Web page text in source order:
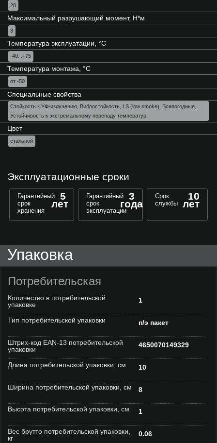
28
Максимальный разрушающий момент, Н*м
3
Температура эксплуатации, °C
-40...+75
Температура монтажа, °C
от -50
Специальные свойства
Стойкость к УФ-излучению, Вибростойкость, LS (low smoke), Всепогодные,
Устойчивость к экстремальному перепаду температур
Цвет
стальной
Эксплуатационные сроки
Гарантийный
срок
хранения
5
лет
Гарантийный
срок
эксплуатации
3
года
Срок
службы
10
лет
Упаковка
Потребительская
Количество в потребительской
упаковке
1
Тип потребительской упаковки п/э пакет
Штрих-код EAN-13 потребительской
упаковки
4650070149329
Длина потребительской упаковки, см 10
Ширина потребительской упаковки, см 8
Высота потребительской упаковки, см 1
Вес брутто потребительской упаковки,
кг
0.06